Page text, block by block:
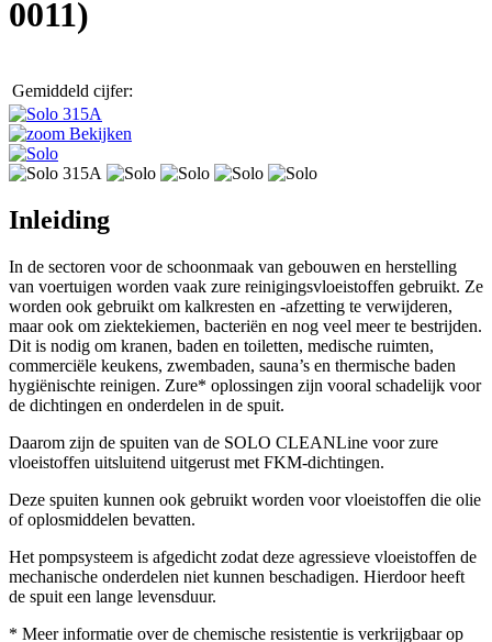
0011)
Gemiddeld cijfer:
Bekijken
Inleiding
In de sectoren voor de schoonmaak van gebouwen en herstelling
van voertuigen worden vaak zure reinigingsvloeistoffen gebruikt. Ze
worden ook gebruikt om kalkresten en -afzetting te verwijderen,
maar ook om ziektekiemen, bacteriën en nog veel meer te bestrijden.
Dit is nodig om kranen, baden en toiletten, medische ruimten,
commerciële keukens, zwembaden, sauna’s en thermische baden
hygiënischte reinigen. Zure* oplossingen zijn vooral schadelijk voor
de dichtingen en onderdelen in de spuit.
Daarom zijn de spuiten van de SOLO CLEANLine voor zure
vloeistoffen uitsluitend uitgerust met FKM-dichtingen.
Deze spuiten kunnen ook gebruikt worden voor vloeistoffen die olie
of oplosmiddelen bevatten.
Het pompsysteem is afgedicht zodat deze agressieve vloeistoffen de
mechanische onderdelen niet kunnen beschadigen. Hierdoor heeft
de spuit een lange levensduur.
* Meer informatie over de chemische resistentie is verkrijgbaar op